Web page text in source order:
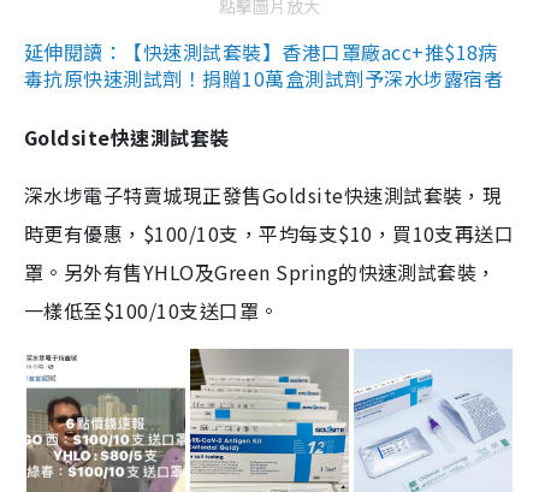
點擊圖片放大
延伸閱讀：【快速測試套裝】香港口罩廠acc+推$18病
毒抗原快速測試劑！捐贈10萬盒測試劑予深水埗露宿者
Goldsite快速測試套裝
深水埗電子特賣城現正發售Goldsite快速測試套裝，現
時更有優惠，$100/10支，平均每支$10，買10支再送口
罩。另外有售YHLO及Green Spring的快速測試套裝，
一樣低至$100/10支送口罩。